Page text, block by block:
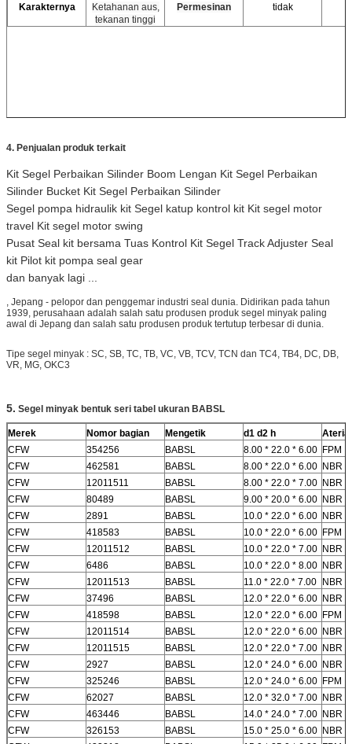
Karakternya
Ketahanan aus,
tekanan tinggi
Permesinan tidak
4. Penjualan produk terkait
Kit Segel Perbaikan Silinder Boom Lengan Kit Segel Perbaikan
Silinder Bucket Kit Segel Perbaikan Silinder
Segel pompa hidraulik kit Segel katup kontrol kit Kit segel motor
travel Kit segel motor swing
Pusat Seal kit bersama Tuas Kontrol Kit Segel Track Adjuster Seal
kit Pilot kit pompa seal gear
dan banyak lagi ...
, Jepang - pelopor dan penggemar industri seal dunia. Didirikan pada tahun
1939, perusahaan adalah salah satu produsen produk segel minyak paling
awal di Jepang dan salah satu produsen produk tertutup terbesar di dunia.
Tipe segel minyak : SC, SB, TC, TB, VC, VB, TCV, TCN dan TC4, TB4, DC, DB,
VR, MG, OKC3
5. Segel minyak bentuk seri tabel ukuran BABSL
Merek Nomor bagian Mengetik d1 d2 h
Aterial
CFW
354256 BABSL 8.00 * 22.0 * 6.00 FPM
CFW
462581 BABSL 8.00 * 22.0 * 6.00 NBR
CFW
12011511 BABSL 8.00 * 22.0 * 7.00 NBR
CFW
80489 BABSL 9.00 * 20.0 * 6.00 NBR
CFW
2891 BABSL 10.0 * 22.0 * 6.00 NBR
CFW
418583 BABSL 10.0 * 22.0 * 6.00 FPM
CFW
12011512 BABSL 10.0 * 22.0 * 7.00 NBR
CFW
6486 BABSL 10.0 * 22.0 * 8.00 NBR
CFW
12011513 BABSL 11.0 * 22.0 * 7.00 NBR
CFW
37496 BABSL 12.0 * 22.0 * 6.00 NBR
CFW
418598 BABSL 12.0 * 22.0 * 6.00 FPM
CFW
12011514 BABSL 12.0 * 22.0 * 6.00 NBR
CFW
12011515 BABSL 12.0 * 22.0 * 7.00 NBR
CFW
2927 BABSL 12.0 * 24.0 * 6.00 NBR
CFW
325246 BABSL 12.0 * 24.0 * 6.00 FPM
CFW
62027 BABSL 12.0 * 32.0 * 7.00 NBR
CFW
463446 BABSL 14.0 * 24.0 * 7.00 NBR
CFW
326153 BABSL 15.0 * 25.0 * 6.00 NBR